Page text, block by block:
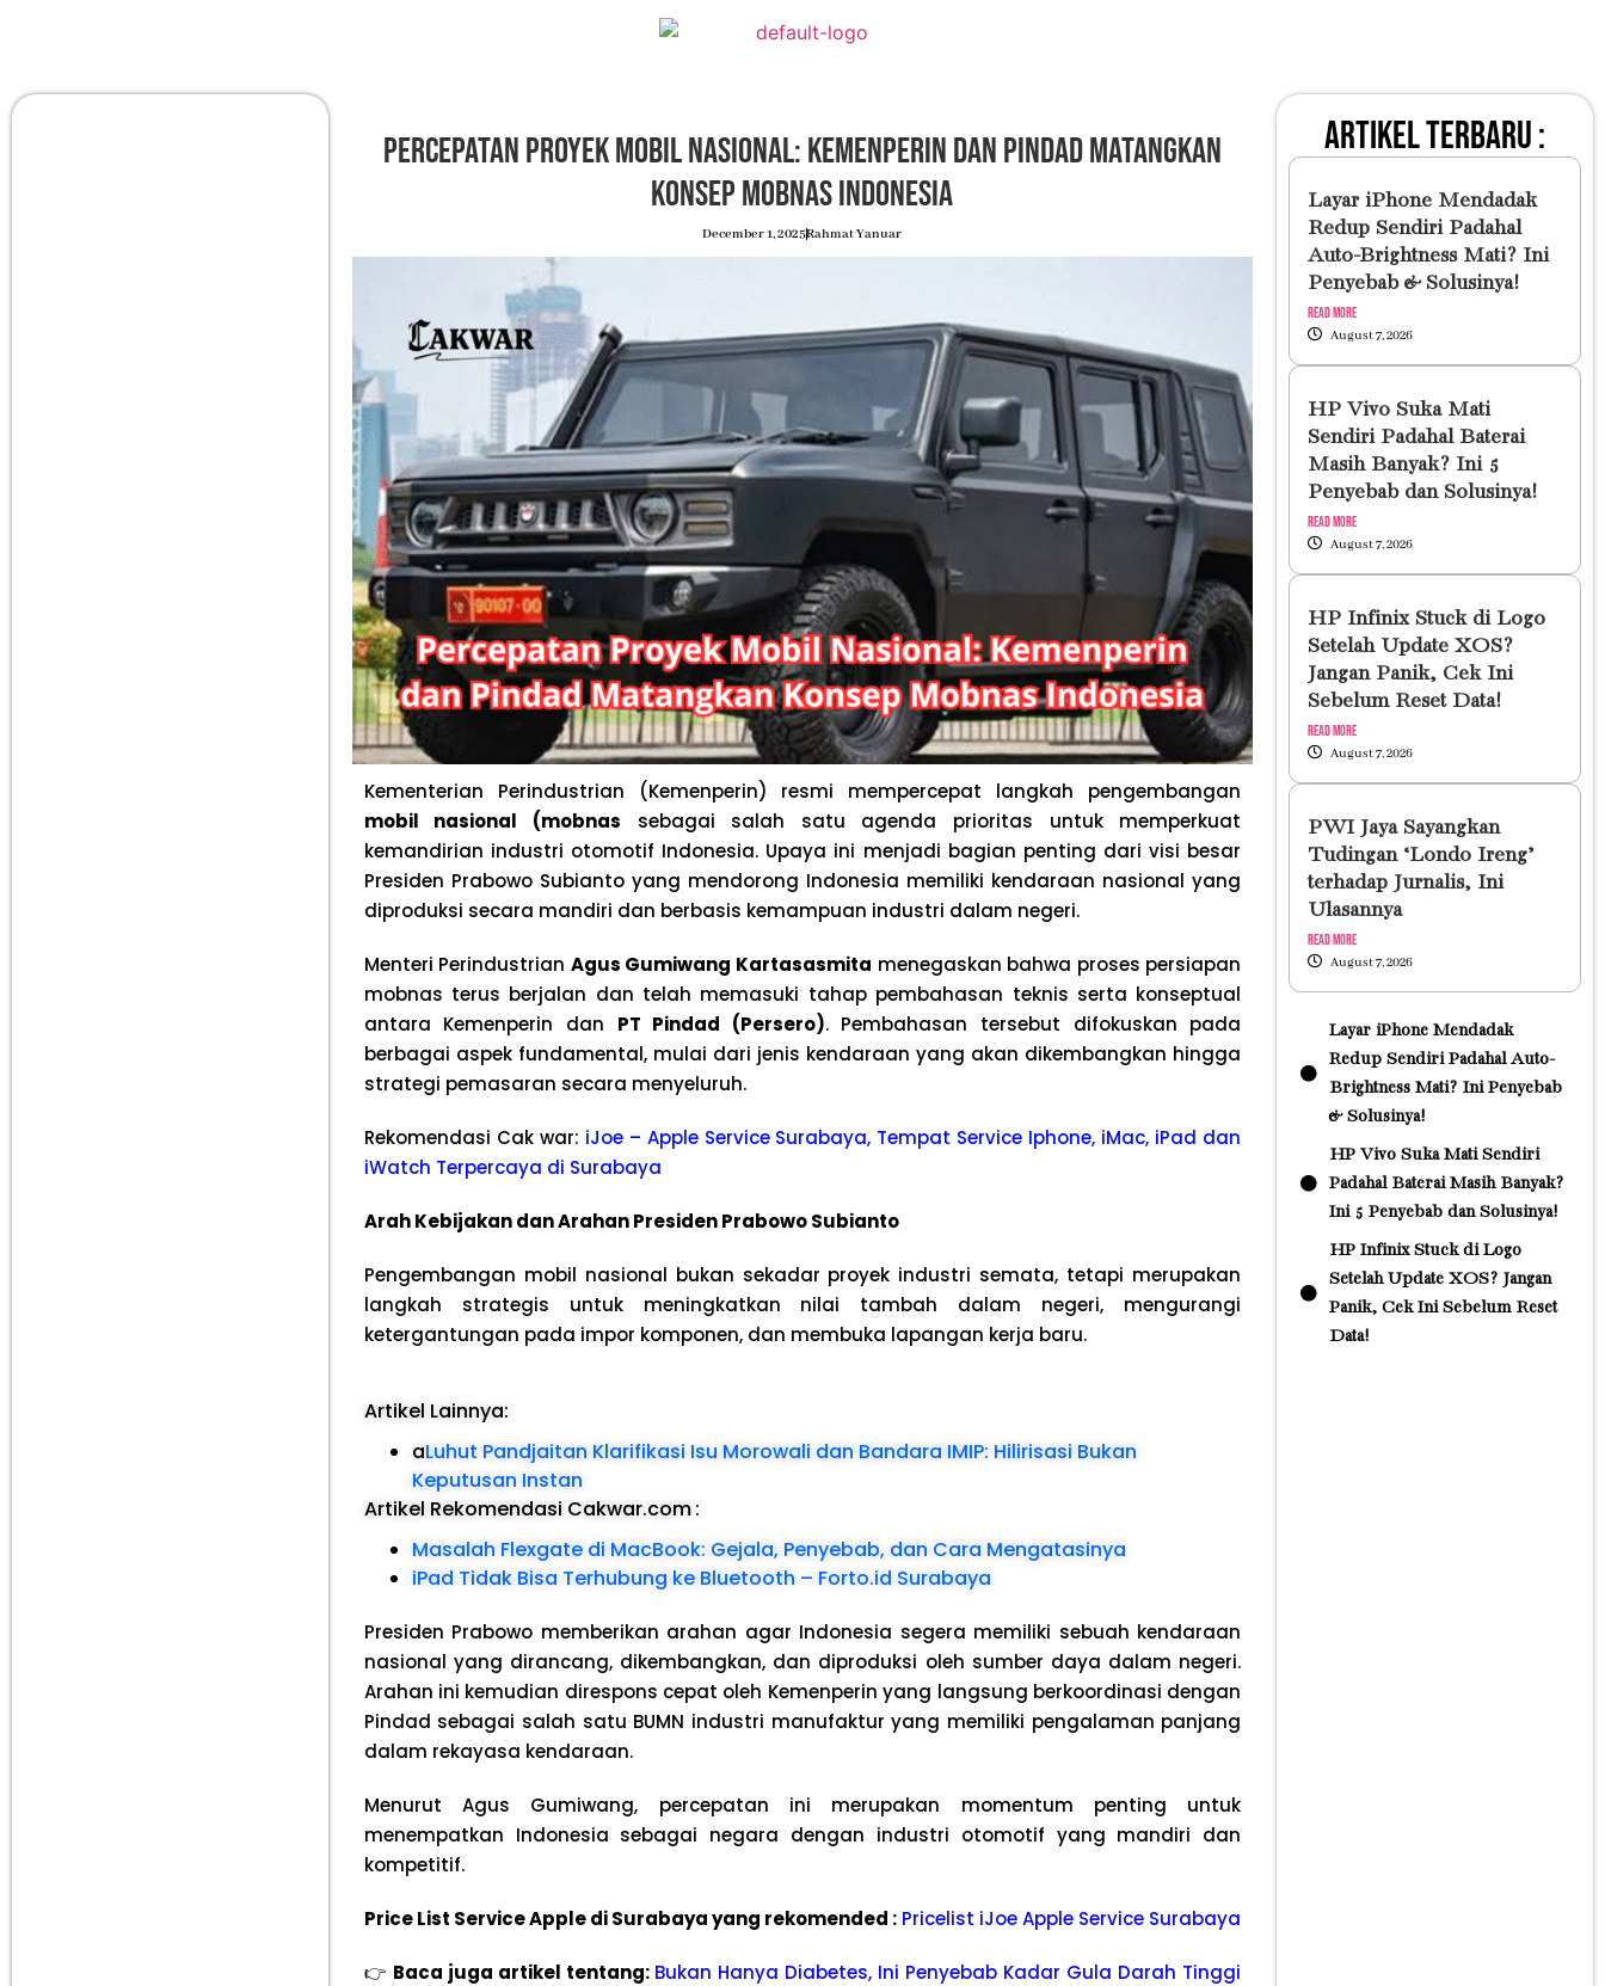
Percepatan Proyek Mobil Nasional: Kemenperin dan Pindad Matangkan
Konsep Mobnas Indonesia
December 1, 2025Rahmat Yanuar
Kementerian Perindustrian (Kemenperin) resmi mempercepat langkah pengembangan
mobil nasional (mobnas sebagai salah satu agenda prioritas untuk memperkuat
kemandirian industri otomotif Indonesia. Upaya ini menjadi bagian penting dari visi besar
Presiden Prabowo Subianto yang mendorong Indonesia memiliki kendaraan nasional yang
diproduksi secara mandiri dan berbasis kemampuan industri dalam negeri.
Menteri Perindustrian Agus Gumiwang Kartasasmita menegaskan bahwa proses persiapan
mobnas terus berjalan dan telah memasuki tahap pembahasan teknis serta konseptual
antara Kemenperin dan PT Pindad (Persero). Pembahasan tersebut difokuskan pada
berbagai aspek fundamental, mulai dari jenis kendaraan yang akan dikembangkan hingga
strategi pemasaran secara menyeluruh.
Rekomendasi Cak war: iJoe – Apple Service Surabaya, Tempat Service Iphone, iMac, iPad dan
iWatch Terpercaya di Surabaya
Arah Kebijakan dan Arahan Presiden Prabowo Subianto
Pengembangan mobil nasional bukan sekadar proyek industri semata, tetapi merupakan
langkah strategis untuk meningkatkan nilai tambah dalam negeri, mengurangi
ketergantungan pada impor komponen, dan membuka lapangan kerja baru.
Artikel Lainnya:
aLuhut Pandjaitan Klarifikasi Isu Morowali dan Bandara IMIP: Hilirisasi Bukan
Keputusan Instan
Artikel Rekomendasi Cakwar.com:
Masalah Flexgate di MacBook: Gejala, Penyebab, dan Cara Mengatasinya
iPad Tidak Bisa Terhubung ke Bluetooth – Forto.id Surabaya
Presiden Prabowo memberikan arahan agar Indonesia segera memiliki sebuah kendaraan
nasional yang dirancang, dikembangkan, dan diproduksi oleh sumber daya dalam negeri.
Arahan ini kemudian direspons cepat oleh Kemenperin yang langsung berkoordinasi dengan
Pindad sebagai salah satu BUMN industri manufaktur yang memiliki pengalaman panjang
dalam rekayasa kendaraan.
Menurut Agus Gumiwang, percepatan ini merupakan momentum penting untuk
menempatkan Indonesia sebagai negara dengan industri otomotif yang mandiri dan
kompetitif.
Price List Service Apple di Surabaya yang rekomended : Pricelist iJoe Apple Service Surabaya
👉 Baca juga artikel tentang: Bukan Hanya Diabetes, Ini Penyebab Kadar Gula Darah Tinggi
artikel terbaru :
Layar iPhone Mendadak
Redup Sendiri Padahal
Auto-Brightness Mati? Ini
Penyebab & Solusinya!
Read More
August 7, 2026
HP Vivo Suka Mati
Sendiri Padahal Baterai
Masih Banyak? Ini 5
Penyebab dan Solusinya!
Read More
August 7, 2026
HP Infinix Stuck di Logo
Setelah Update XOS?
Jangan Panik, Cek Ini
Sebelum Reset Data!
Read More
August 7, 2026
PWI Jaya Sayangkan
Tudingan ‘Londo Ireng’
terhadap Jurnalis, Ini
Ulasannya
Read More
August 7, 2026
Layar iPhone Mendadak
Redup Sendiri Padahal Auto-
Brightness Mati? Ini Penyebab
& Solusinya!
HP Vivo Suka Mati Sendiri
Padahal Baterai Masih Banyak?
Ini 5 Penyebab dan Solusinya!
HP Infinix Stuck di Logo
Setelah Update XOS? Jangan
Panik, Cek Ini Sebelum Reset
Data!